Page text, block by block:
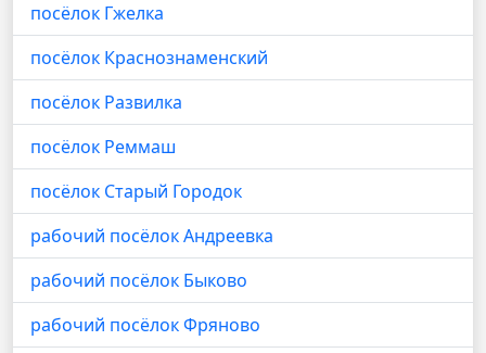
посёлок Гжелка
посёлок Краснознаменский
посёлок Развилка
посёлок Реммаш
посёлок Старый Городок
рабочий посёлок Андреевка
рабочий посёлок Быково
рабочий посёлок Фряново